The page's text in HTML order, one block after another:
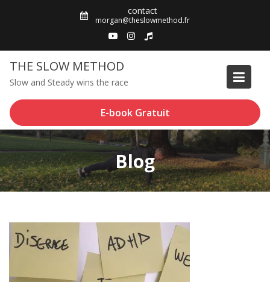
contact
morgan@theslowmethod.fr
THE SLOW METHOD
Slow and Steady wins the race
E-book Gratuit
Blog